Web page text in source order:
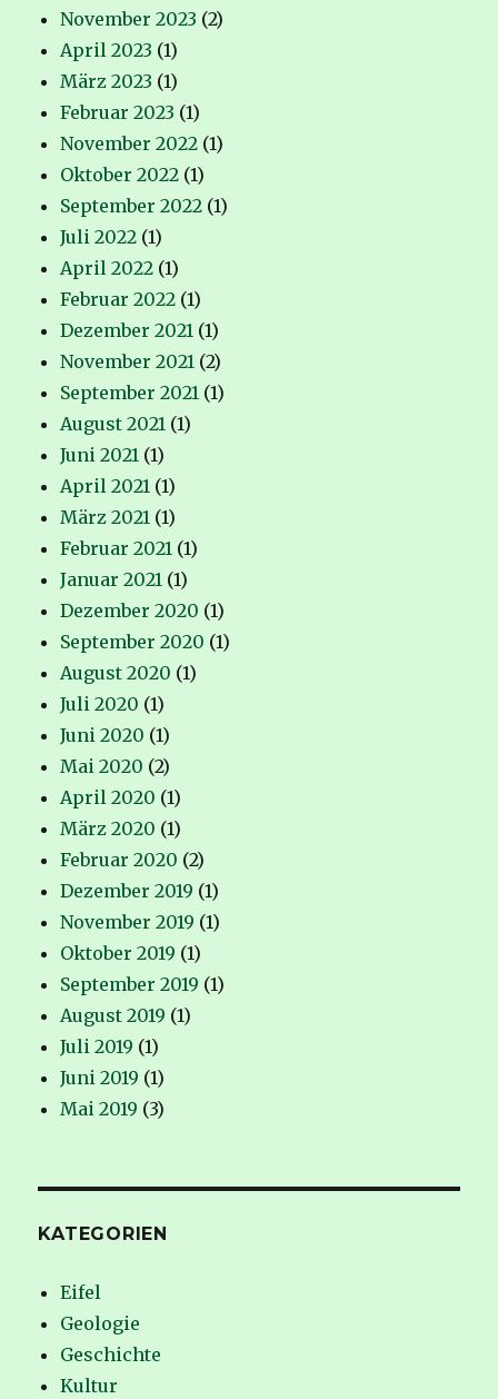
November 2023 (2)
April 2023 (1)
März 2023 (1)
Februar 2023 (1)
November 2022 (1)
Oktober 2022 (1)
September 2022 (1)
Juli 2022 (1)
April 2022 (1)
Februar 2022 (1)
Dezember 2021 (1)
November 2021 (2)
September 2021 (1)
August 2021 (1)
Juni 2021 (1)
April 2021 (1)
März 2021 (1)
Februar 2021 (1)
Januar 2021 (1)
Dezember 2020 (1)
September 2020 (1)
August 2020 (1)
Juli 2020 (1)
Juni 2020 (1)
Mai 2020 (2)
April 2020 (1)
März 2020 (1)
Februar 2020 (2)
Dezember 2019 (1)
November 2019 (1)
Oktober 2019 (1)
September 2019 (1)
August 2019 (1)
Juli 2019 (1)
Juni 2019 (1)
Mai 2019 (3)
KATEGORIEN
Eifel
Geologie
Geschichte
Kultur